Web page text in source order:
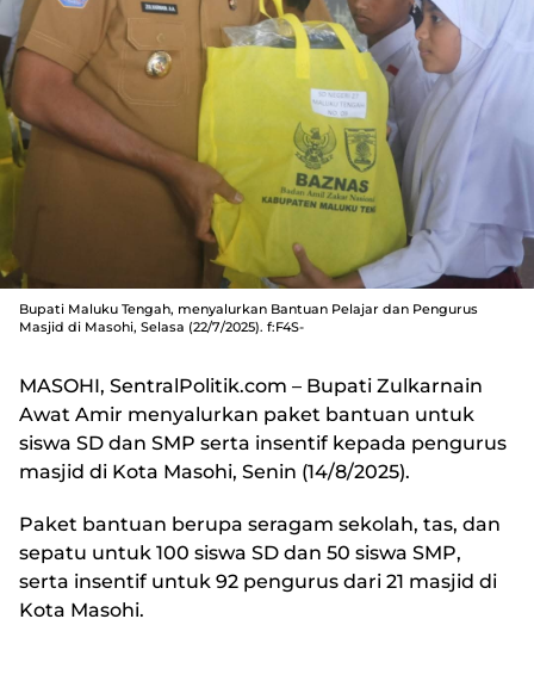
Bupati Maluku Tengah, menyalurkan Bantuan Pelajar dan Pengurus
Masjid di Masohi, Selasa (22/7/2025). f:F4S-
MASOHI, SentralPolitik.com – Bupati Zulkarnain
Awat Amir menyalurkan paket bantuan untuk
siswa SD dan SMP serta insentif kepada pengurus
masjid di Kota Masohi, Senin (14/8/2025).
Paket bantuan berupa seragam sekolah, tas, dan
sepatu untuk 100 siswa SD dan 50 siswa SMP,
serta insentif untuk 92 pengurus dari 21 masjid di
Kota Masohi.